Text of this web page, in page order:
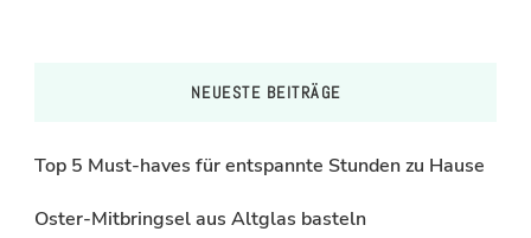
NEUESTE BEITRÄGE
Top 5 Must-haves für entspannte Stunden zu Hause
Oster-Mitbringsel aus Altglas basteln